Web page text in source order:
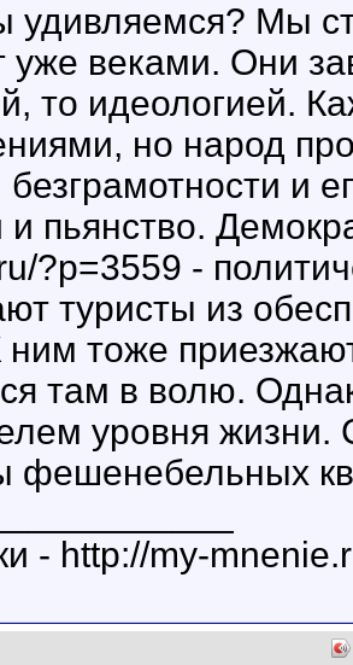
Мы
уже веками. Они
то идеологией.
но народ
и
и пьянство.
?p=3559 -
туристы из
ним тоже
там в волю.
уровня жизни.
фешенебельных
- http://my-